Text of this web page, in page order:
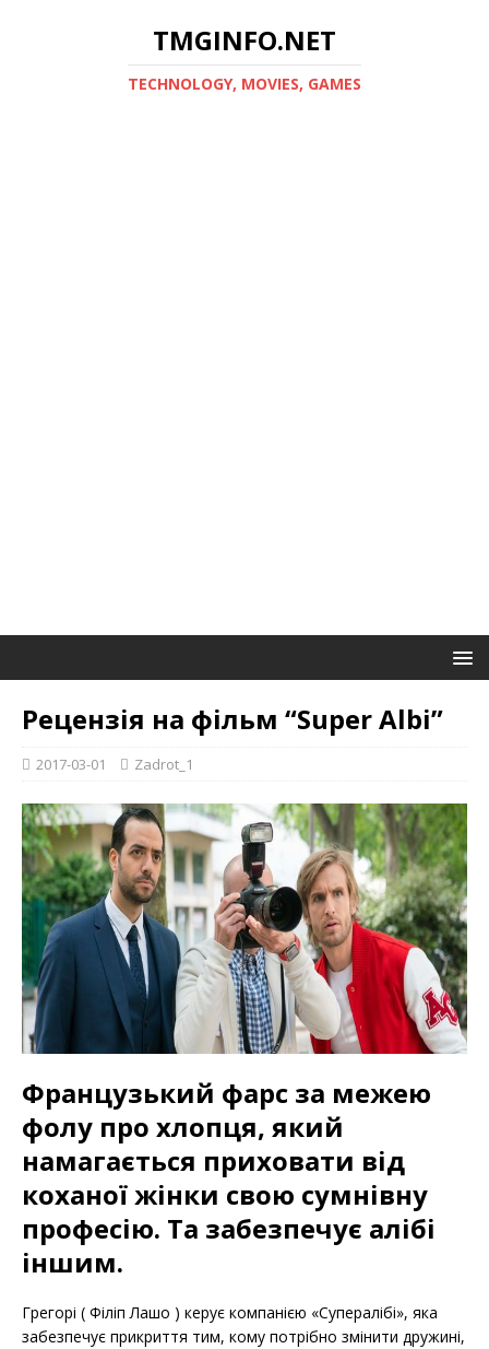
TMGINFO.NET
ТECHNOLOGY, MOVIES, GAMES
Рецензія на фільм “Super Albi”
2017-03-01 Zadrot_1
Французький фарс за межею
фолу про хлопця, який
намагається приховати від
коханої жінки свою сумнівну
професію. Та забезпечує алібі
іншим.
Грегорі ( Філіп Лашо ) керує компанією «Супералібі», яка
забезпечує прикриття тим, кому потрібно змінити дружині,